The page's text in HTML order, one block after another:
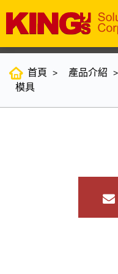
首頁 產品介紹
模具